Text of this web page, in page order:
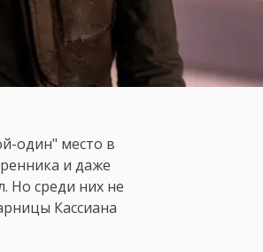
один" место в
и даже
Но среди них не
Кассиана